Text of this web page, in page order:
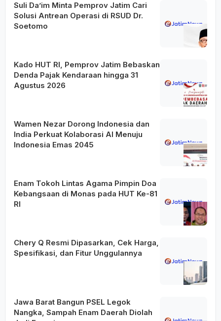
Suli Da’im Minta Pemprov Jatim Cari
Solusi Antrean Operasi di RSUD Dr.
Soetomo
Kado HUT RI, Pemprov Jatim Bebaskan
Denda Pajak Kendaraan hingga 31
Agustus 2026
Wamen Nezar Dorong Indonesia dan
India Perkuat Kolaborasi AI Menuju
Indonesia Emas 2045
Enam Tokoh Lintas Agama Pimpin Doa
Kebangsaan di Monas pada HUT Ke-81
RI
Chery Q Resmi Dipasarkan, Cek Harga,
Spesifikasi, dan Fitur Unggulannya
Jawa Barat Bangun PSEL Legok
Nangka, Sampah Enam Daerah Diolah